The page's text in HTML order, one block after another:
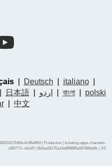
| Deutsch italiano|
日本語| اردو বাংলা|
polski
| 中文
| Production | ticketing-apps-channels-
c8f9777c-dsh25 | 6b9aa58170a14e868f8f5a587889af8c | XS